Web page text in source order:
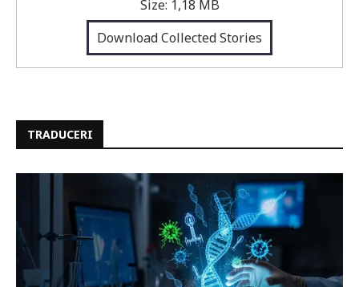
Size: 1,18 MB
Download Collected Stories
TRADUCERI